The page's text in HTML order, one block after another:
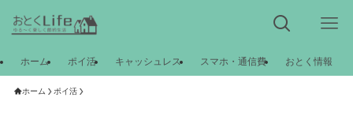
ホーム ポイ活 キャッシュレス スマホ・通信費 おとく情報
ホーム ポイ活